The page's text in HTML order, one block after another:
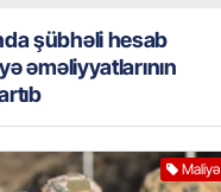
şübhəli hesab
əməliyyatlarının
Maliyə